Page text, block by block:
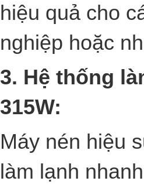
hiệu quả cho
nghiệp hoặc
3. Hệ thống
315W:
Máy nén hiệu
làm lạnh